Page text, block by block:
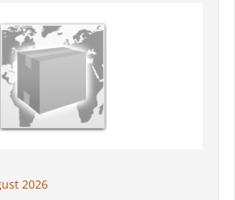
2026